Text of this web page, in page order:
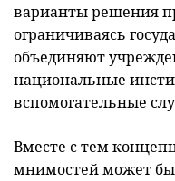
варианты решения
ограничиваясь
объединяют
национальные
вспомогательные
Вместе с тем
мнимостей может